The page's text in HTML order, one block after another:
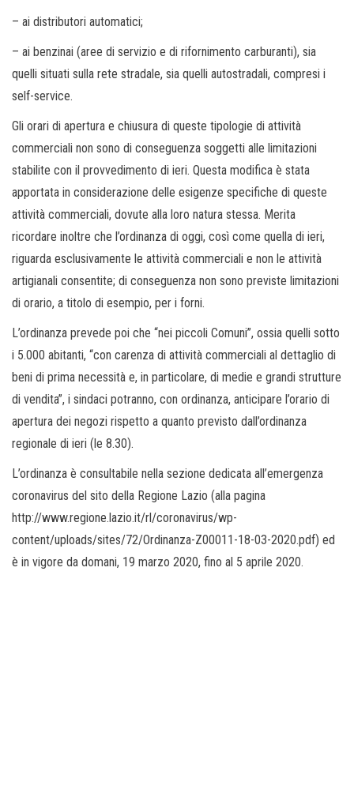
– ai distributori automatici;
– ai benzinai (aree di servizio e di rifornimento carburanti), sia
quelli situati sulla rete stradale, sia quelli autostradali, compresi i
self-service.
Gli orari di apertura e chiusura di queste tipologie di attività
commerciali non sono di conseguenza soggetti alle limitazioni
stabilite con il provvedimento di ieri. Questa modifica è stata
apportata in considerazione delle esigenze specifiche di queste
attività commerciali, dovute alla loro natura stessa. Merita
ricordare inoltre che l’ordinanza di oggi, così come quella di ieri,
riguarda esclusivamente le attività commerciali e non le attività
artigianali consentite; di conseguenza non sono previste limitazioni
di orario, a titolo di esempio, per i forni.
L’ordinanza prevede poi che “nei piccoli Comuni”, ossia quelli sotto
i 5.000 abitanti, “con carenza di attività commerciali al dettaglio di
beni di prima necessità e, in particolare, di medie e grandi strutture
di vendita”, i sindaci potranno, con ordinanza, anticipare l’orario di
apertura dei negozi rispetto a quanto previsto dall’ordinanza
regionale di ieri (le 8.30).
L’ordinanza è consultabile nella sezione dedicata all’emergenza
coronavirus del sito della Regione Lazio (alla pagina
http://www.regione.lazio.it/rl/coronavirus/wp-
content/uploads/sites/72/Ordinanza-Z00011-18-03-2020.pdf) ed
è in vigore da domani, 19 marzo 2020, fino al 5 aprile 2020.